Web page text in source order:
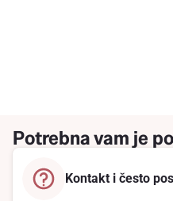
Potrebna vam je
Kontakt i često